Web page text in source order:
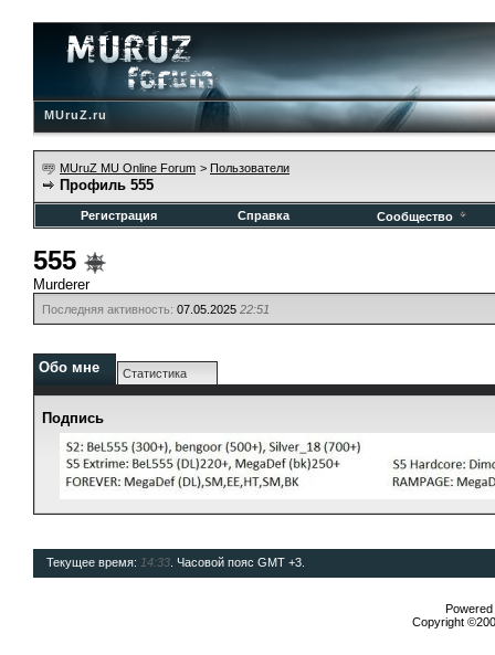
MUruZ.ru
MUruZ MU Online Forum > Пользователи
Профиль 555
Регистрация Справка Сообщество
555
Murderer
Последняя активность: 07.05.2025 22:51
Обо мне Статистика
Подпись
Текущее время: 14:33 . Часовой пояс GMT +3.
Copyright